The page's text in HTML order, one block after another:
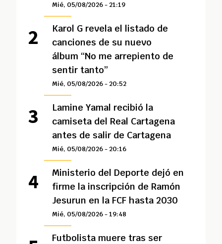
Mié, 05/08/2026 - 21:19
Karol G revela el listado de
canciones de su nuevo
álbum “No me arrepiento de
sentir tanto”
Mié, 05/08/2026 - 20:52
Lamine Yamal recibió la
camiseta del Real Cartagena
antes de salir de Cartagena
Mié, 05/08/2026 - 20:16
Ministerio del Deporte dejó en
firme la inscripción de Ramón
Jesurun en la FCF hasta 2030
Mié, 05/08/2026 - 19:48
Futbolista muere tras ser